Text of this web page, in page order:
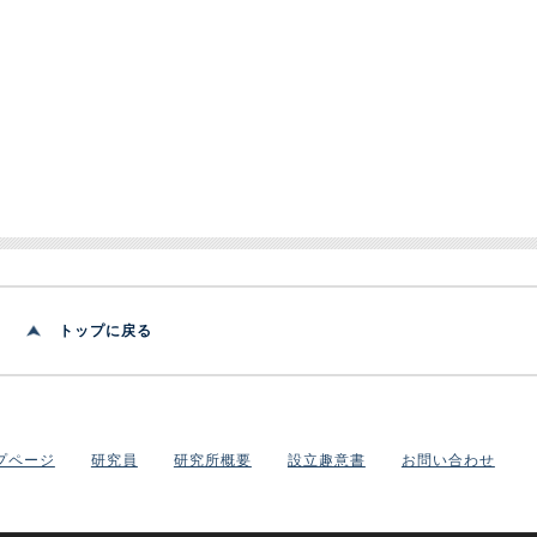
トップに戻る
ページ 研究員 研究所概要 設立趣意書 お問い合わせ